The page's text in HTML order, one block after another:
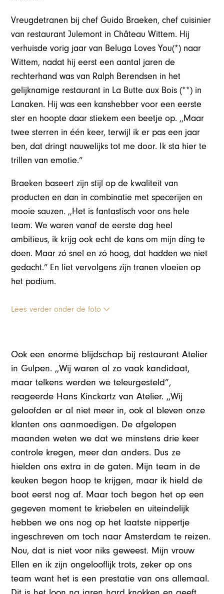
Vreugdetranen bij chef Guido Braeken, chef cuisinier
van restaurant Julemont in Château Wittem. Hij
verhuisde vorig jaar van Beluga Loves You(*) naar
Wittem, nadat hij eerst een aantal jaren de
rechterhand was van Ralph Berendsen in het
gelijknamige restaurant in La Butte aux Bois (**) in
Lanaken. Hij was een kanshebber voor een eerste
ster en hoopte daar stiekem een beetje op. ,,Maar
twee sterren in één keer, terwijl ik er pas een jaar
ben, dat dringt nauwelijks tot me door. Ik sta hier te
trillen van emotie.”
Braeken baseert zijn stijl op de kwaliteit van
producten en dan in combinatie met specerijen en
mooie sauzen. ,,Het is fantastisch voor ons hele
team. We waren vanaf de eerste dag heel
ambitieus, ik krijg ook echt de kans om mijn ding te
doen. Maar zó snel en zó hoog, dat hadden we niet
gedacht.” En liet vervolgens zijn tranen vloeien op
het podium.
Lees verder onder de foto
Ook een enorme blijdschap bij restaurant Atelier
in Gulpen. ,,Wij waren al zo vaak kandidaat,
maar telkens werden we teleurgesteld”,
reageerde Hans Kinckartz van Atelier. ,,Wij
geloofden er al niet meer in, ook al bleven onze
klanten ons aanmoedigen. De afgelopen
maanden weten we dat we minstens drie keer
controle kregen, meer dan anders. Dus ze
hielden ons extra in de gaten. Mijn team in de
keuken begon hoop te krijgen, maar ik hield de
boot eerst nog af. Maar toch begon het op een
gegeven moment te kriebelen en uiteindelijk
hebben we ons nog op het laatste nippertje
ingeschreven om toch naar Amsterdam te reizen.
Nou, dat is niet voor niks geweest. Mijn vrouw
Ellen en ik zijn ongelooflijk trots, zeker op ons
team want het is een prestatie van ons allemaal.